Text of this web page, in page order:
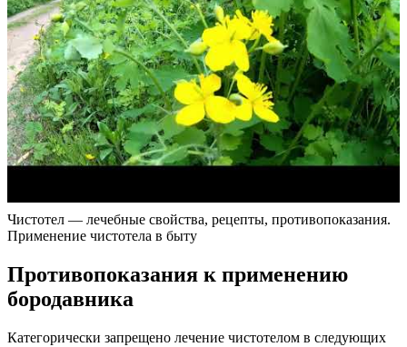
Чистотел — лечебные свойства, рецепты, противопоказания.
Применение чистотела в быту
Противопоказания к применению
бородавника
Категорически запрещено лечение чистотелом в следующих